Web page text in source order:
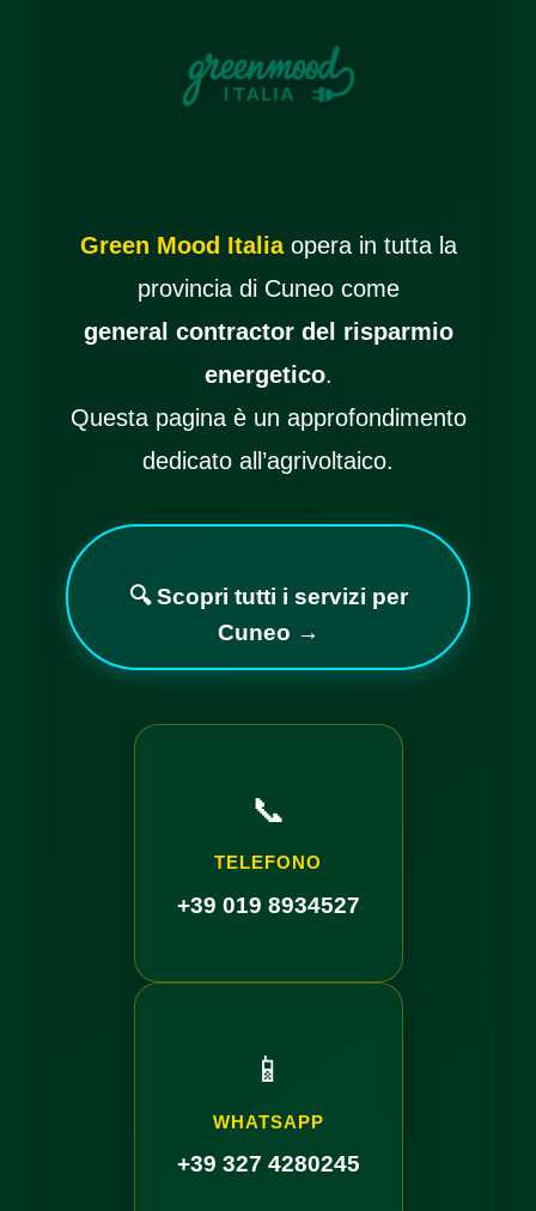
Green Mood Italiaopera in tutta la
provincia di Cuneo come
general contractor del risparmio
energetico.
Questa pagina è un approfondimento
dedicato all’agrivoltaico.
🔍 Scopri tutti i servizi per
Cuneo →
📞
TELEFONO
+39 019 8934527
📱
WHATSAPP
+39 327 4280245